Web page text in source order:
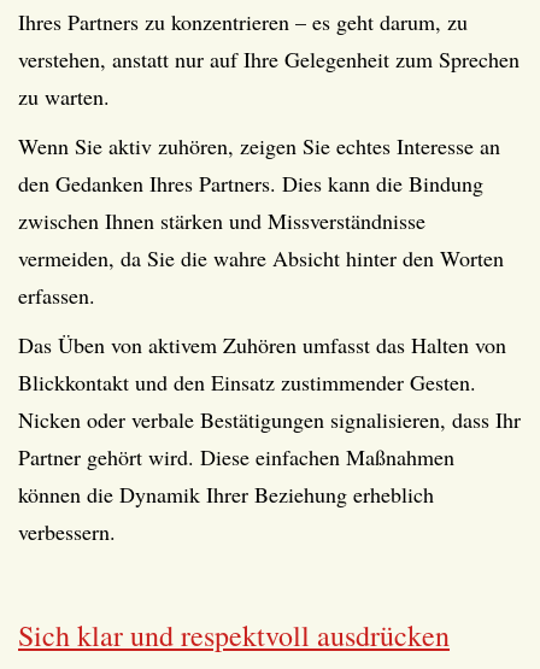
Ihres Partners zu konzentrieren – es geht darum, zu
verstehen, anstatt nur auf Ihre Gelegenheit zum Sprechen
zu warten.
Wenn Sie aktiv zuhören, zeigen Sie echtes Interesse an
den Gedanken Ihres Partners. Dies kann die Bindung
zwischen Ihnen stärken und Missverständnisse
vermeiden, da Sie die wahre Absicht hinter den Worten
erfassen.
Das Üben von aktivem Zuhören umfasst das Halten von
Blickkontakt und den Einsatz zustimmender Gesten.
Nicken oder verbale Bestätigungen signalisieren, dass Ihr
Partner gehört wird. Diese einfachen Maßnahmen
können die Dynamik Ihrer Beziehung erheblich
verbessern.
Sich klar und respektvoll ausdrücken